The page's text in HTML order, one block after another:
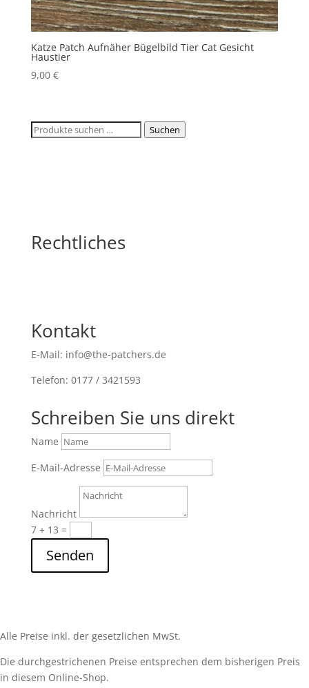
Katze Patch Aufnäher Bügelbild Tier Cat Gesicht
Haustier
9,00 €
Suchen
Suchen
Rechtliches
Kontakt
E-Mail: info@the-patchers.de
Telefon: 0177 / 3421593
Schreiben Sie uns direkt
Name
E-Mail-Adresse
Nachricht
7 + 13 =
Senden
Alle Preise inkl. der gesetzlichen MwSt.
Die durchgestrichenen Preise entsprechen dem bisherigen Preis
in diesem Online-Shop.